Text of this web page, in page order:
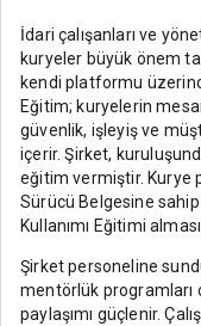
İdari çalışanları ve
kuryeler büyük önem
kendi platformu
Eğitim; kuryelerin
güvenlik, işleyiş ve
içerir. Şirket,
eğitim vermiştir. Kurye
Sürücü Belgesine
Kullanımı Eğitimi
Şirket personeline
mentörlük programları
paylaşımı güçlenir.